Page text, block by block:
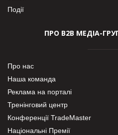
Події
ПРО В2В МЕДІА-
Про нас
Наша команда
Реклама на порталі
Тренінговий центр
Конференції TradeMaster
Національні Премії